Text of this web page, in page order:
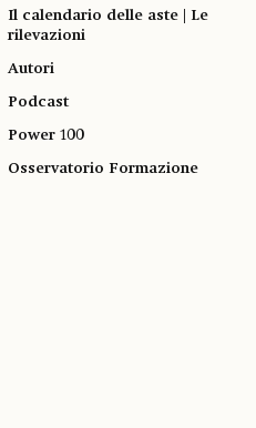
Il calendario delle aste | Le
rilevazioni
Autori
Podcast
Power 100
Osservatorio Formazione